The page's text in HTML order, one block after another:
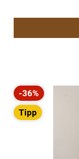
Rabatt
-36%
Tipp